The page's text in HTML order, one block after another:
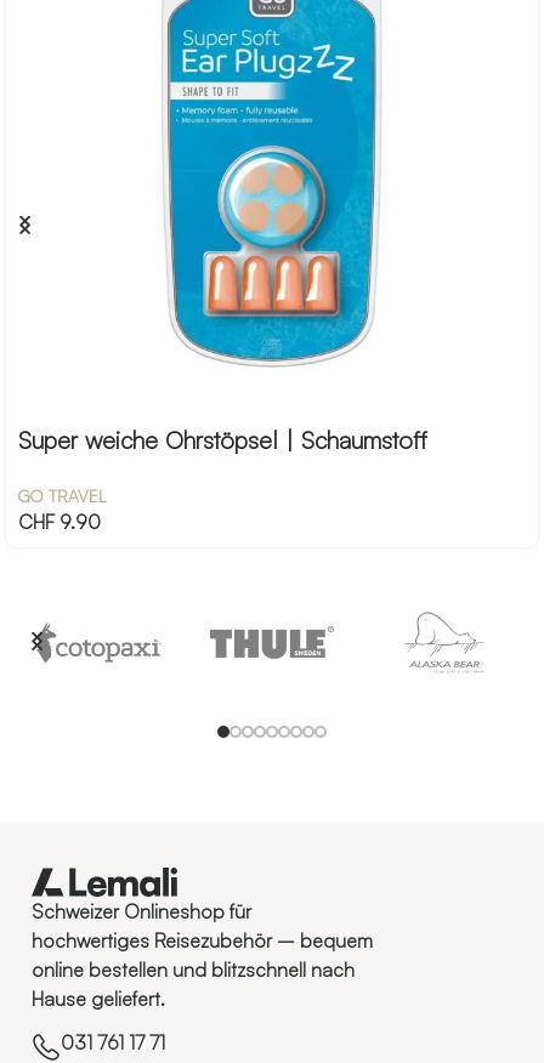
Super weiche Ohrstöpsel | Schaumstoff
GO TRAVEL
CHF9.90
Schweizer Onlineshop für
hochwertiges Reisezubehör – bequem
online bestellen und blitzschnell nach
Hause geliefert.
031 761 17 71